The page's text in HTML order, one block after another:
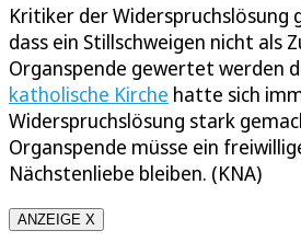
Kritiker der Widerspruchslösung
dass ein Stillschweigen nicht als
Organspende gewertet werden
katholische Kirche hatte sich
Widerspruchslösung stark
Organspende müsse ein
Nächstenliebe bleiben. (KNA)
ANZEIGE X